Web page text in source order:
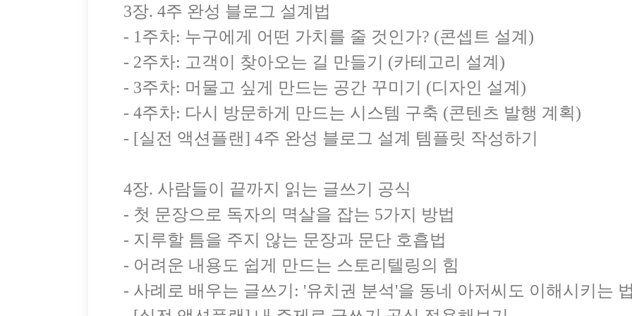
3장. 4주 완성 블로그 설계법
- 1주차: 누구에게 어떤 가치를 줄 것인가? (콘셉트 설계)
- 2주차: 고객이 찾아오는 길 만들기 (카테고리 설계)
- 3주차: 머물고 싶게 만드는 공간 꾸미기 (디자인 설계)
- 4주차: 다시 방문하게 만드는 시스템 구축 (콘텐츠 발행 계획)
- [실전 액션플랜] 4주 완성 블로그 설계 템플릿 작성하기
4장. 사람들이 끝까지 읽는 글쓰기 공식
- 첫 문장으로 독자의 멱살을 잡는 5가지 방법
- 지루할 틈을 주지 않는 문장과 문단 호흡법
- 어려운 내용도 쉽게 만드는 스토리텔링의 힘
- 사례로 배우는 글쓰기: '유치권 분석'을 동네 아저씨도 이해시키는